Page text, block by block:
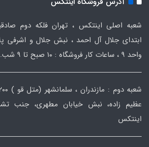
شعبه اصلی اینتکس ، تهران فلکه دوم
واحد ۹ ، ساعات کار فروشگاه : ۱۰ صبح تا ۹ شب.
عظیم زاده، نبش خیابان مطهری، جنب
اینتکس